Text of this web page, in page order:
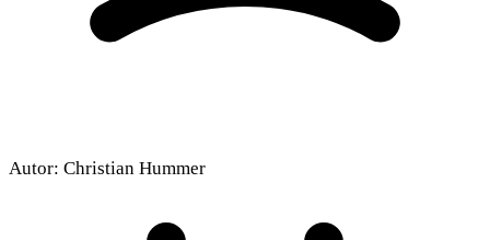
Autor: Christian Hummer